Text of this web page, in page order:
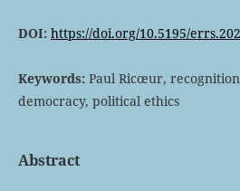
DOI: https://doi.org/10.5195/
Keywords: Paul Ricœur,
democracy, political ethics
Abstract